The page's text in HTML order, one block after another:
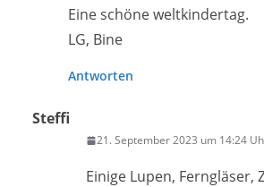
Eine schöne weltkindertag.
LG, Bine
Antworten
Steffi
21. September 2023 um 14:24
Einige Lupen, Ferngläser,